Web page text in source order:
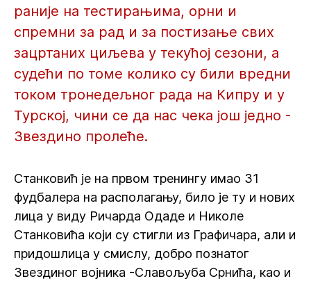
раније на тестирањима, орни и
спремни за рад и за постизање свих
зацртаних циљева у текућој сезони, а
судећи по томе колико су били вредни
током тронедељног рада на Кипру и у
Турској, чини се да нас чека још једно -
Звездино пролеће.
Станковић је на првом тренингу имао 31
фудбалера на располагању, било је ту и нових
лица у виду Ричарда Одаде и Николе
Станковића који су стигли из Графичара, али и
придошлица у смислу, добро познатог
Звездиног војника -Славољуба Срнића, као и